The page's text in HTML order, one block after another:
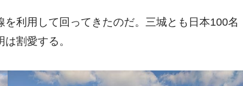
用して回ってきたのだ。三城とも日本100名
割愛する。